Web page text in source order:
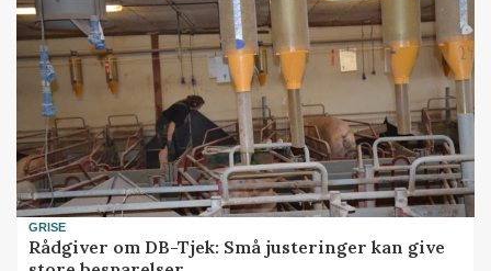
GRISE
Rådgiver om DB-Tjek: Små justeringer kan give